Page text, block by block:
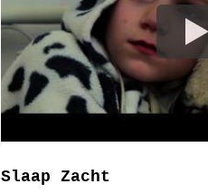
Slaap Zacht